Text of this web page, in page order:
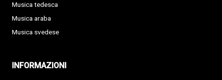
Musica tedesca
Musica araba
Musica svedese
INFORMAZIONI